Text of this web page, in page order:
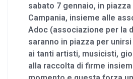
sabato 7 gennaio, in
Campania, insieme alle
Adoc (associazione per la
saranno in piazza per
ai tanti artisti, musicisti,
alla raccolta di firme